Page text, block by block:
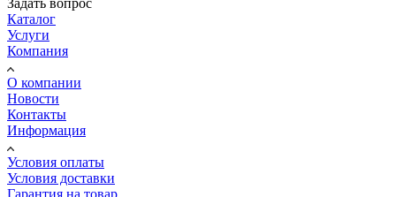
Каталог
Услуги
Компания
О компании
Новости
Контакты
Информация
Условия оплаты
Условия доставки
Гарантия на товар